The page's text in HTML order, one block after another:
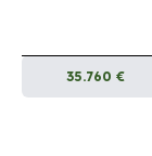
35.760 €